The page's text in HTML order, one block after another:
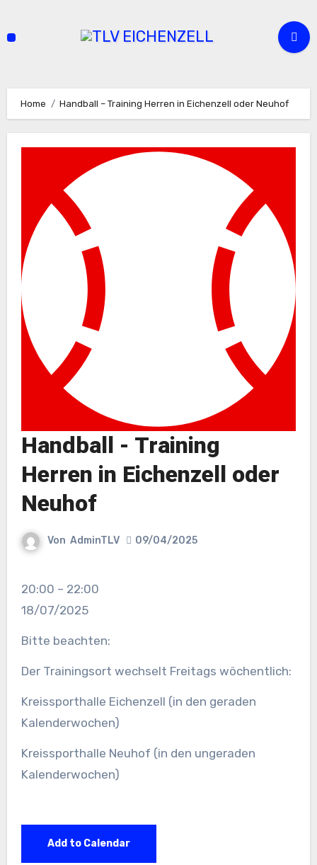
Home Handball – Training Herren in Eichenzell oder Neuhof
Handball - Training
Herren in Eichenzell oder
Neuhof
Von AdminTLV 09/04/2025
Handball
-
in
Eichenzell
oder
20:00 – 22:00
18/07/2025
Bitte beachten:
Der Trainingsort wechselt Freitags wöchentlich:
Kreissporthalle Eichenzell (in den geraden
Kalenderwochen)
Kreissporthalle Neuhof (in den ungeraden
Kalenderwochen)
Add to Calendar